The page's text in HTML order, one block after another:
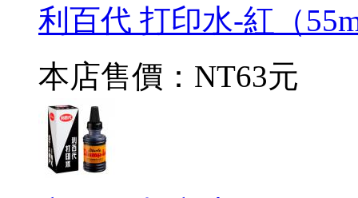
利百代 打印水-紅（
本店售價： NT63元